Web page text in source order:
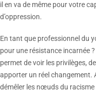
il en va de même pour votre
d’oppression.
En tant que professionnel du
pour une résistance incarnée
permet de voir les privilèges,
apporter un réel changement.
démêler les nœuds du racisme